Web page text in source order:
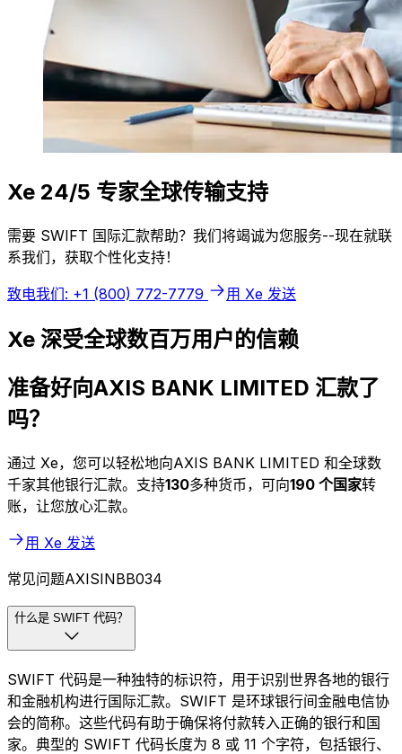
Xe 24/5 专家全球传输支持
需要 SWIFT 国际汇款帮助？我们将竭诚为您服务--现在就联
系我们，获取个性化支持！
致电我们: +1 (800) 772-7779 用 Xe 发送
Xe 深受全球数百万用户的信赖
准备好向AXIS BANK LIMITED 汇款了
吗？
通过 Xe，您可以轻松地向AXIS BANK LIMITED 和全球数
千家其他银行汇款。支持130多种货币，可向190 个国家转
账，让您放心汇款。
用 Xe 发送
常见问题AXISINBB034
什么是 SWIFT 代码？
SWIFT 代码是一种独特的标识符，用于识别世界各地的银行
和金融机构进行国际汇款。SWIFT 是环球银行间金融电信协
会的简称。这些代码有助于确保将付款转入正确的银行和国
家。典型的 SWIFT 代码长度为 8 或 11 个字符，包括银行、